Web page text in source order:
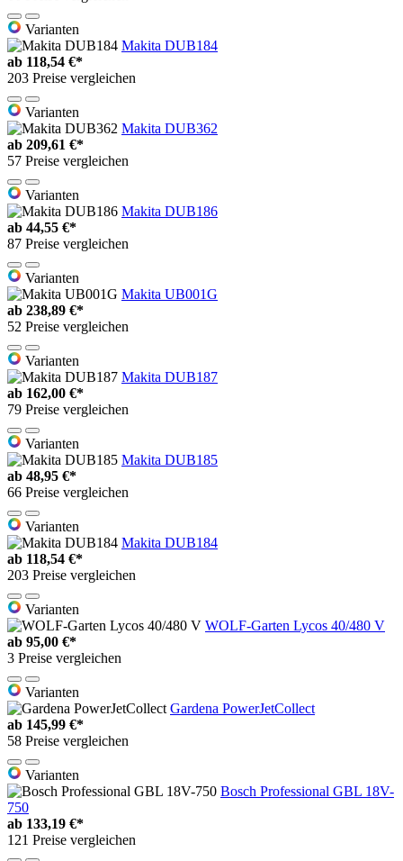
Varianten
Makita DUB184
ab 118,54 €*
203 Preise vergleichen
Varianten
Makita DUB362
ab 209,61 €*
57 Preise vergleichen
Varianten
Makita DUB186
ab 44,55 €*
87 Preise vergleichen
Varianten
Makita UB001G
ab 238,89 €*
52 Preise vergleichen
Varianten
Makita DUB187
ab 162,00 €*
79 Preise vergleichen
Varianten
Makita DUB185
ab 48,95 €*
66 Preise vergleichen
Varianten
Makita DUB184
ab 118,54 €*
203 Preise vergleichen
Varianten
WOLF-Garten Lycos 40/480 V
ab 95,00 €*
3 Preise vergleichen
Varianten
Gardena PowerJetCollect
ab 145,99 €*
58 Preise vergleichen
Varianten
Bosch Professional GBL 18V-
750
ab 133,19 €*
121 Preise vergleichen